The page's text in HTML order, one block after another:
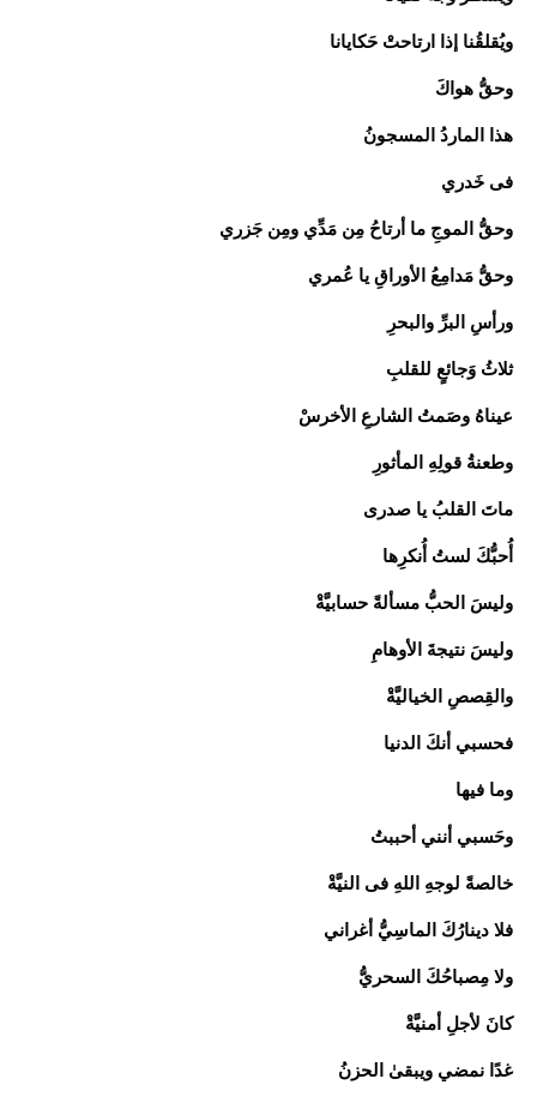
ويُقلقُنا إذا ارتاحتْ حَكايانا
وحقُّ هواكَ
هذا الماردُ المسجونُ
فى خَدري
وحقُّ الموجِ ما أرتاحُ مِن مَدِّي ومِن جَزري
وحقُّ مَدامِعُ الأوراقِ يا عُمري
ورأسِ البرِّ والبحرِ
ثلاثُ وَجائعٍ للقلبِ
عيناهُ وصَمتُ الشارعِ الأخرسْ
وطعنةُ قولِهِ المأثورِ
ماتَ القلبُ يا صدرى
أُحبُّكَ لستُ أُنكرِها
وليسَ الحبُّ مسألةً حسابيَّةْ
وليسَ نتيجةَ الأوهامِ
والقِصصِ الخياليَّةْ
فحسبي أنكَ الدنيا
وما فيها
وحَسبي أنني أحببتُ
خالصةً لوجهِ اللهِ فى النيَّةْ
فلا دينارُكَ الماسِيُّ أغراني
ولا مِصباحُكَ السحريُّ
كانَ لأجلِ أمنيَّةْ
غدًا نمضي ويبقىٰ الحزنُ